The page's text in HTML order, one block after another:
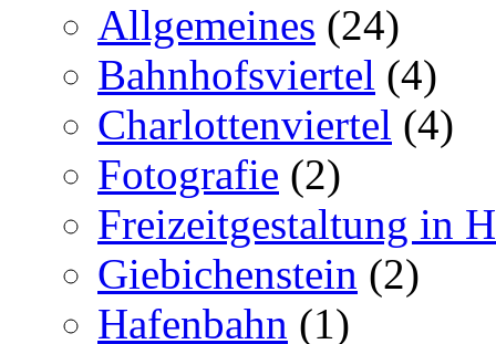
Allgemeines (24)
Bahnhofsviertel (4)
Charlottenviertel (4)
Fotografie (2)
Freizeitgestaltung in
Giebichenstein (2)
Hafenbahn (1)